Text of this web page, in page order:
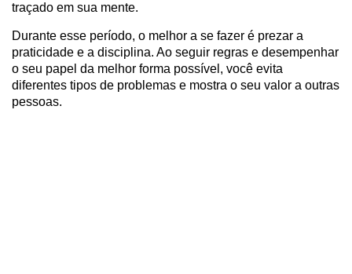
traçado em sua mente.
Durante esse período, o melhor a se fazer é prezar a
praticidade e a disciplina. Ao seguir regras e desempenhar
o seu papel da melhor forma possível, você evita
diferentes tipos de problemas e mostra o seu valor a outras
pessoas.